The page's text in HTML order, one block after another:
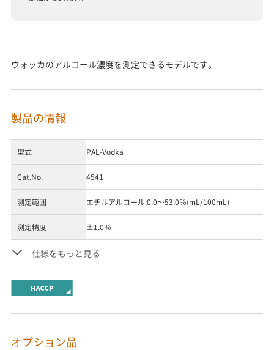
ウォッカのアルコール濃度を測定できるモデルです。
製品の情報
型式 PAL-Vodka
Cat.No. 4541
測定範囲 エチルアルコール:0.0～53.0％(mL/100mL)
測定精度 ±1.0％
仕様をもっと見る
オプション品